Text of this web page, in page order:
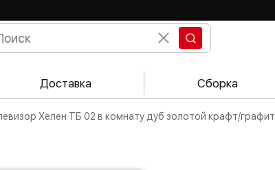
Доставка Сборка
Хелен ТБ 02 в комнату дуб золотой крафт/графит